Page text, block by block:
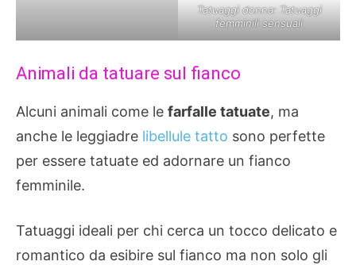
Tatuaggi donna: Tatuaggi
femminili sensuali
Animali da tatuare sul fianco
Alcuni animali come le farfalle tatuate, ma
anche le leggiadre libellule tatto sono perfette
per essere tatuate ed adornare un fianco
femminile.
Tatuaggi ideali per chi cerca un tocco delicato e
romantico da esibire sul fianco ma non solo gli